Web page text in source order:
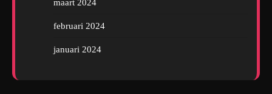
maart 2024
februari 2024
januari 2024